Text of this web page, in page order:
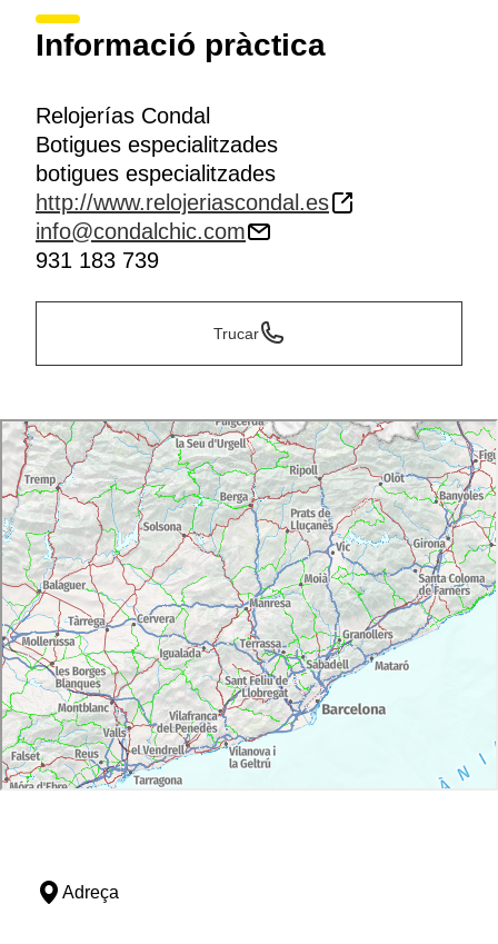
Informació pràctica
Relojerías Condal
Botigues especialitzades
botigues especialitzades
http://www.relojeriascondal.es
info@condalchic.com
931 183 739
Trucar
Adreça